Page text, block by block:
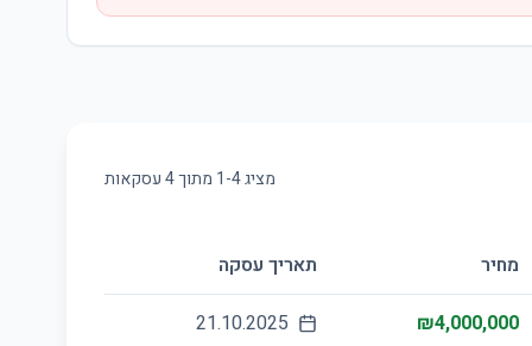
מציג 1-4 מתוך4עסקאות
מחיר תאריך עסקה
₪4,000,000
21.10.2025